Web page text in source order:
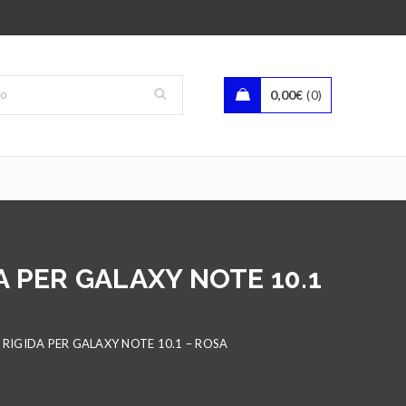
0,00€ 0
PER GALAXY NOTE 10.1
PER GALAXY NOTE 10.1 – ROSA